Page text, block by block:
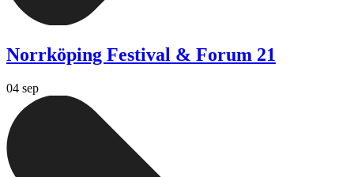
Norrköping Festival & Forum 21
04 sep